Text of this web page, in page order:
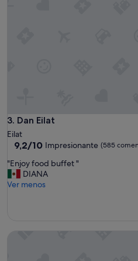
3. Dan Eilat
Dan Eilat
Eilat
9.2
10,
Impresionante,
(585 comentarios)
9,2/10 Impresionante (585
"
n
"Enjoy food buffet "
DIANA
Ver menos